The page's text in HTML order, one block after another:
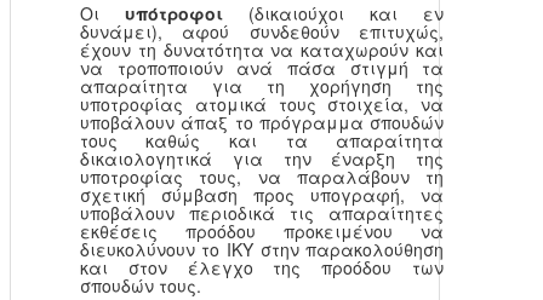
Οι υπότροφοι(δικαιούχοι και εν
δυνάμει), αφού συνδεθούν επιτυχώς,
έχουν τη δυνατότητα να καταχωρούν και
να τροποποιούν ανά πάσα στιγμή τα
απαραίτητα για τη χορήγηση της
υποτροφίας ατομικά τους στοιχεία, να
υποβάλουν άπαξ το πρόγραμμα σπουδών
τους καθώς και τα απαραίτητα
δικαιολογητικά για την έναρξη της
υποτροφίας τους, να παραλάβουν τη
σχετική σύμβαση προς υπογραφή, να
υποβάλουν περιοδικά τις απαραίτητες
εκθέσεις προόδου προκειμένου να
διευκολύνουν το ΙΚΥ στην παρακολούθηση
και στον έλεγχο της προόδου των
σπουδών τους.